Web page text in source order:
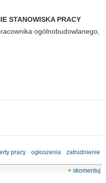
STANOWISKA PRACY
ogólnobudowlanego,
pracy ogłoszenia
zatrudnienie
Powiatowy Urząd Pracy
+ skomentuj